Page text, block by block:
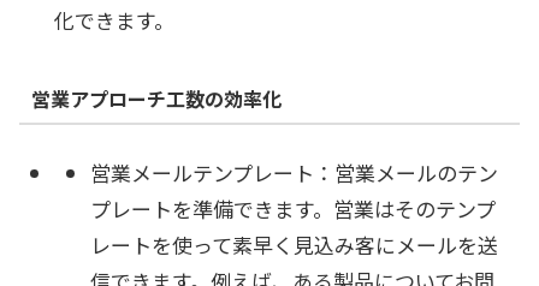
化できます。
営業アプローチ工数の効率化
営業メールテンプレート：営業メールのテン
プレートを準備できます。営業はそのテンプ
レートを使って素早く見込み客にメールを送